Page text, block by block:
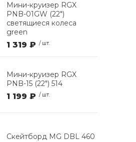
Мини-круизер RGX
PNB-01GW (22")
светящиеся колеса
green
1 319 ₽ / шт.
Мини-круизер RGX
PNB-15 (22") 514
1 199 ₽ / шт.
Скейтборд MG DBL 460